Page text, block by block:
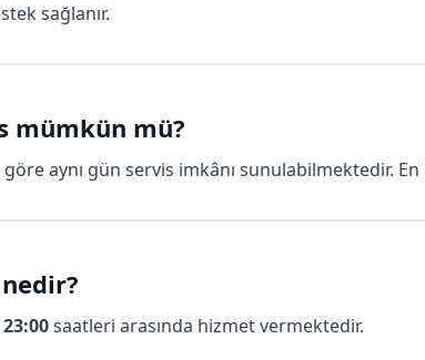
sağlanır.
mümkün mü?
aynı gün servis imkânı sunulabilmektedir.
saatleri arasında hizmet vermektedir.